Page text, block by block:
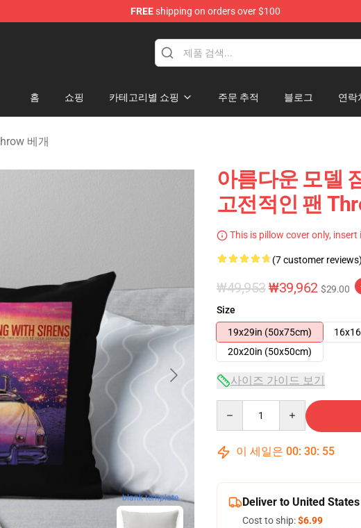
FREEshipping on orders over $100
Sirens Merchandise Shop
홈 쇼핑 카테고리별 쇼핑 주문 추적 블로그 연락
베개
blank template
아름다운 모델
고전적인 팬
This is pillow cover only,
(7 customer
₩49,953 ₩39,962 $29.00
Size
19x29in (50x75cm)
20x20in (50x50cm)
사이즈 가이드 보기
이 세일은 00: 30: 54
Deliver to United States
Cost to ship:$6.99